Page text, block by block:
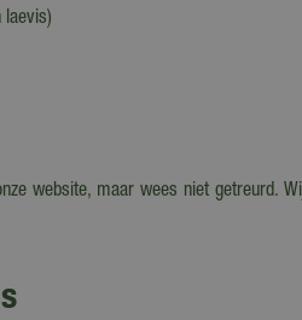
laevis)
website, maar wees niet getreurd.